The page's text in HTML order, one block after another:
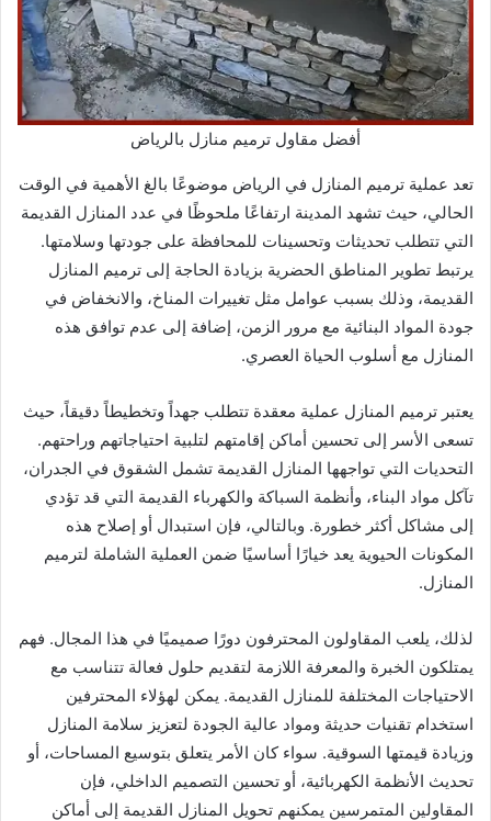
أفضل مقاول ترميم منازل بالرياض
تعد عملية ترميم المنازل في الرياض موضوعًا بالغ الأهمية في الوقت
الحالي، حيث تشهد المدينة ارتفاعًا ملحوظًا في عدد المنازل القديمة
التي تتطلب تحديثات وتحسينات للمحافظة على جودتها وسلامتها.
يرتبط تطوير المناطق الحضرية بزيادة الحاجة إلى ترميم المنازل
القديمة، وذلك بسبب عوامل مثل تغييرات المناخ، والانخفاض في
جودة المواد البنائية مع مرور الزمن، إضافة إلى عدم توافق هذه
المنازل مع أسلوب الحياة العصري.
يعتبر ترميم المنازل عملية معقدة تتطلب جهداً وتخطيطاً دقيقاً، حيث
تسعى الأسر إلى تحسين أماكن إقامتهم لتلبية احتياجاتهم وراحتهم.
التحديات التي تواجهها المنازل القديمة تشمل الشقوق في الجدران،
تآكل مواد البناء، وأنظمة السباكة والكهرباء القديمة التي قد تؤدي
إلى مشاكل أكثر خطورة. وبالتالي، فإن استبدال أو إصلاح هذه
المكونات الحيوية يعد خيارًا أساسيًا ضمن العملية الشاملة لترميم
المنازل.
لذلك، يلعب المقاولون المحترفون دورًا صميميًا في هذا المجال. فهم
يمتلكون الخبرة والمعرفة اللازمة لتقديم حلول فعالة تتناسب مع
الاحتياجات المختلفة للمنازل القديمة. يمكن لهؤلاء المحترفين
استخدام تقنيات حديثة ومواد عالية الجودة لتعزيز سلامة المنازل
وزيادة قيمتها السوقية. سواء كان الأمر يتعلق بتوسيع المساحات، أو
تحديث الأنظمة الكهربائية، أو تحسين التصميم الداخلي، فإن
المقاولين المتمرسين يمكنهم تحويل المنازل القديمة إلى أماكن